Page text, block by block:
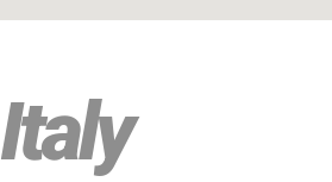
Italy